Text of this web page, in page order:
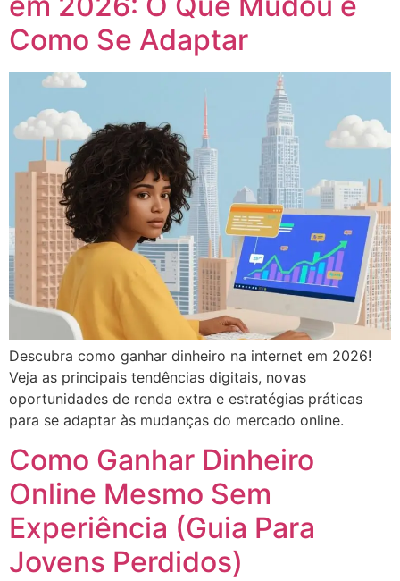
Como Se Adaptar
Descubra como ganhar dinheiro na internet em 2026!
Veja as principais tendências digitais, novas
oportunidades de renda extra e estratégias práticas
para se adaptar às mudanças do mercado online.
Como Ganhar Dinheiro
Online Mesmo Sem
Experiência (Guia Para
Jovens Perdidos)